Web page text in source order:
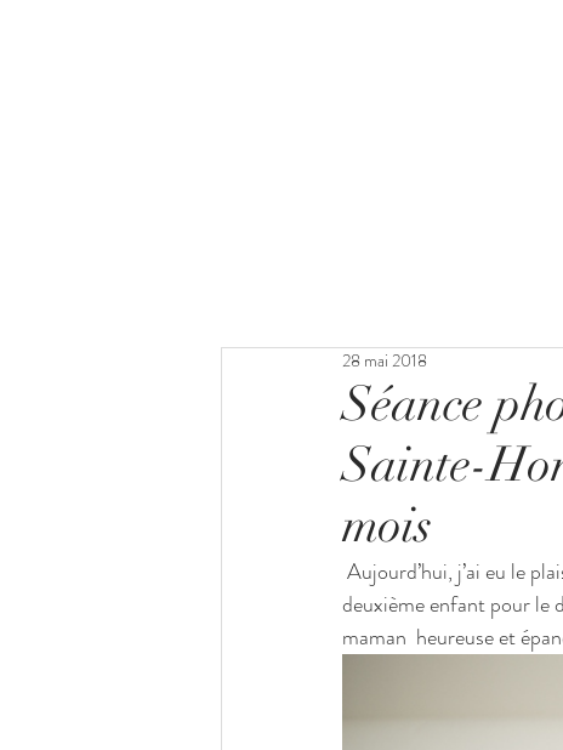
Séance
Sainte-
mois
28 mai 2018
deuxième enfant pour le
maman  heureuse et